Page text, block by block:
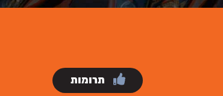
תרומות